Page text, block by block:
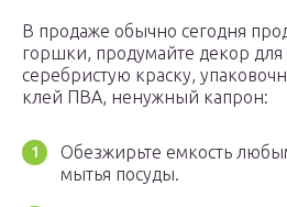
В продаже обычно сегодня
горшки, продумайте декор для
серебристую краску,
клей ПВА, ненужный капрон:
Обезжирьте емкость
мытья посуды.